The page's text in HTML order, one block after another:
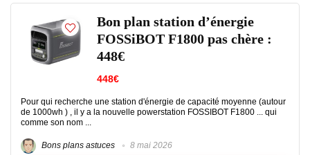
Bon plan station d’énergie
FOSSiBOT F1800 pas chère :
448€
448€
Pour qui recherche une station d'énergie de capacité moyenne (autour
de 1000wh ) , il y a la nouvelle powerstation FOSSIBOT F1800 ... qui
comme son nom ...
Bons plans astuces 8 mai 2026